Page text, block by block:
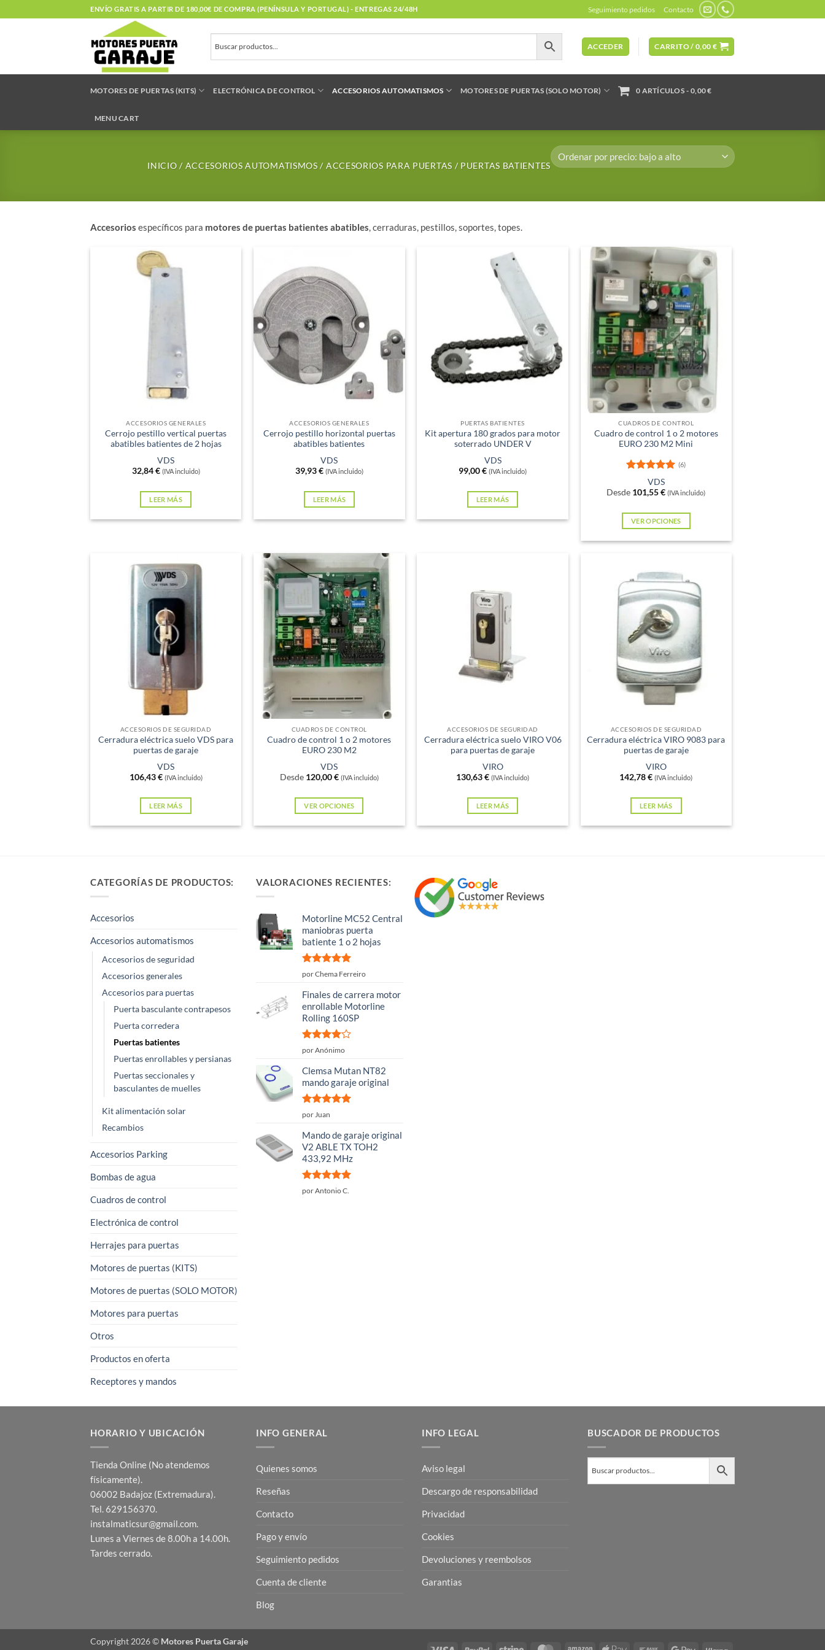
al
ENVÍO GRATIS A PARTIR DE 180,00€ DE COMPRA (PENÍNSULA Y PORTUGAL) - ENTREGAS 24/48H Seguimiento pedidos Contacto
ACCEDER CARRITO / 0,00 €
MOTORES DE PUERTAS (KITS) ELECTRÓNICA DE CONTROL ACCESORIOS AUTOMATISMOS MOTORES DE PUERTAS (SOLO MOTOR) 0 ARTÍCULOS 0,00 €
MENU CART
INICIO / ACCESORIOS AUTOMATISMOS / ACCESORIOS PARA PUERTAS /PUERTAS BATIENTES
Accesorios específicos para motores de puertas batientes abatibles, cerraduras, pestillos, soportes, topes.
ACCESORIOS GENERALES
Cerrojo pestillo vertical puertas
abatibles batientes de 2 hojas
VDS
32,84€ (IVA incluido)
LEER MÁS
ACCESORIOS GENERALES
Cerrojo pestillo horizontal puertas
abatibles batientes
VDS
39,93€ (IVA incluido)
LEER MÁS
PUERTAS BATIENTES
Kit apertura 180 grados para motor
soterrado UNDER V
VDS
99,00€ (IVA incluido)
LEER MÁS
Sin existencias
CUADROS DE CONTROL
Cuadro de control 1 o 2 motores
EURO 230 M2 Mini
Valorado
con5de 5
(6)
VDS
Desde 101,55€ (IVA incluido)
VER OPCIONES
múltiples
variantes.
Las
opciones
se
pueden
elegir
en
de
producto
Sin existencias
ACCESORIOS DE SEGURIDAD
Cerradura eléctrica suelo VDS para
puertas de garaje
VDS
106,43€ (IVA incluido)
LEER MÁS
Sin existencias
CUADROS DE CONTROL
Cuadro de control 1 o 2 motores
EURO 230 M2
VDS
Desde 120,00€ (IVA incluido)
VER OPCIONES
variantes.
se
pueden
elegir
página
de
producto
ACCESORIOS DE SEGURIDAD
Cerradura eléctrica suelo VIRO V06
para puertas de garaje
VIRO
130,63€ (IVA incluido)
LEER MÁS
ACCESORIOS DE SEGURIDAD
Cerradura eléctrica VIRO 9083 para
puertas de garaje
VIRO
142,78€ (IVA incluido)
LEER MÁS
CATEGORÍAS DE PRODUCTOS:
Accesorios
Accesorios automatismos
Accesorios de seguridad
Accesorios generales
Accesorios para puertas
Puerta basculante contrapesos
Puerta corredera
Puertas batientes
Puertas enrollables y persianas
Puertas seccionales y
basculantes de muelles
Kit alimentación solar
Recambios
Accesorios Parking
Bombas de agua
Cuadros de control
Electrónica de control
Herrajes para puertas
Motores de puertas (KITS)
Motores de puertas (SOLO MOTOR)
Motores para puertas
Otros
Productos en oferta
Receptores y mandos
VALORACIONES RECIENTES:
Motorline MC52 Central
maniobras puerta
batiente 1 o 2 hojas
Valorado
por Chema Ferreiro
Finales de carrera motor
enrollable Motorline
Rolling 160SP
Valorado
5
por Anónimo
Clemsa Mutan NT82
mando garaje original
Valorado
por Juan
Mando de garaje original
V2 ABLE TX TOH2
433,92 MHz
Valorado
por Antonio C.
HORARIO Y UBICACIÓN
Tienda Online (No atendemos
físicamente).
06002 Badajoz (Extremadura).
Tel. 629156370.
instalmaticsur@gmail.com.
Lunes a Viernes de 8.00h a 14.00h.
Tardes cerrado.
INFO GENERAL
Quienes somos
Reseñas
Contacto
Pago y envío
Seguimiento pedidos
Cuenta de cliente
Blog
INFO LEGAL
Aviso legal
Descargo de responsabilidad
Privacidad
Cookies
Devoluciones y reembolsos
Garantias
BUSCADOR DE PRODUCTOS
Copyright 2026 © Motores Puerta Garaje